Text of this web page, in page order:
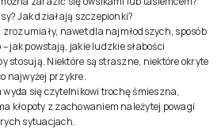
Jak działają szczepionki?
nawet dla najmłodszych, sposób
jak powstają, jakie ludzkie słabości
stosują. Niektóre są straszne, niektóre okryte
najwyżej przykre.
się czytelnikowi trochę śmieszna,
kłopoty z zachowaniem należytej powagi
sytuacjach.